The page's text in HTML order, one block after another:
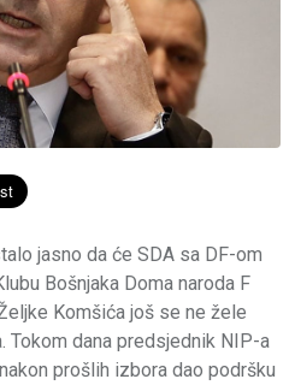
jasno da će SDA sa DF-om
Bošnjaka Doma naroda F
Komšića još se ne žele
dana predsjednik NIP-a
prošlih izbora dao podršku